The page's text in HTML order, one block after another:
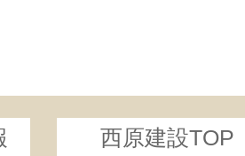
西原建設TOP